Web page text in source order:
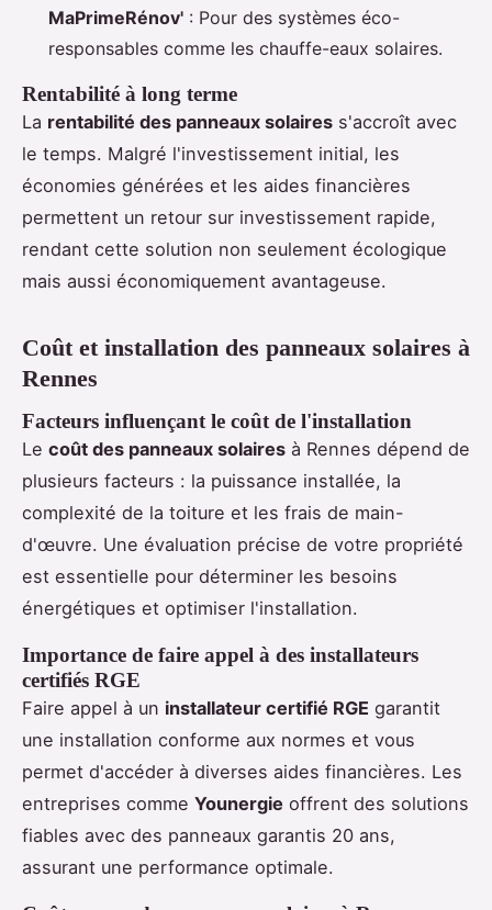
MaPrimeRénov' : Pour des systèmes éco-
responsables comme les chauffe-eaux solaires.
Rentabilité à long terme
La rentabilité des panneaux solaires s'accroît avec
le temps. Malgré l'investissement initial, les
économies générées et les aides financières
permettent un retour sur investissement rapide,
rendant cette solution non seulement écologique
mais aussi économiquement avantageuse.
Coût et installation des panneaux solaires à
Rennes
Facteurs influençant le coût de l'installation
Le coût des panneaux solaires à Rennes dépend de
plusieurs facteurs : la puissance installée, la
complexité de la toiture et les frais de main-
d'œuvre. Une évaluation précise de votre propriété
est essentielle pour déterminer les besoins
énergétiques et optimiser l'installation.
Importance de faire appel à des installateurs
certifiés RGE
Faire appel à un installateur certifié RGE garantit
une installation conforme aux normes et vous
permet d'accéder à diverses aides financières. Les
entreprises comme Younergie offrent des solutions
fiables avec des panneaux garantis 20 ans,
assurant une performance optimale.